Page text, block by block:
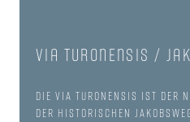
Via Turonensis /
Die Via Turonensis ist der
der historischen